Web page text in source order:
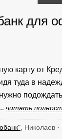
для
карту от
туда в
читать
, Николаев